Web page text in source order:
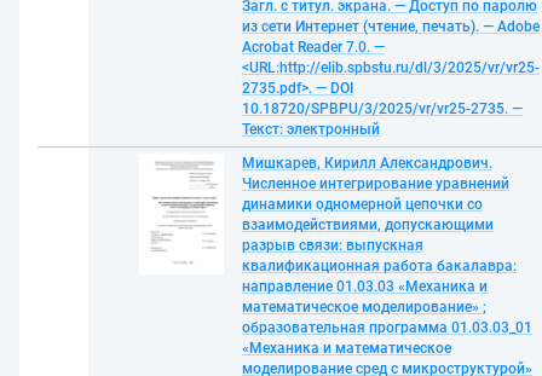
Загл. с титул. экрана. — Доступ по паролю
из сети Интернет (чтение, печать). — Adobe
Acrobat Reader 7.0. —
<URL:http://elib.spbstu.ru/dl/3/2025/vr/vr25-
2735.pdf>. — DOI
10.18720/SPBPU/3/2025/vr/vr25-2735. —
Текст: электронный
Мишкарев, Кирилл Александрович.
Численное интегрирование уравнений
динамики одномерной цепочки со
взаимодействиями, допускающими
разрыв связи: выпускная
квалификационная работа бакалавра:
направление 01.03.03 «Механика и
математическое моделирование» ;
образовательная программа 01.03.03_01
«Механика и математическое
моделирование сред с микроструктурой»